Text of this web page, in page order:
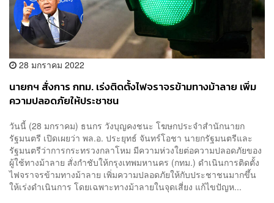
28 มกราคม 2022
นายกฯ สั่งการ กทม. เร่งติดตั้งไฟจราจรข้ามทางม้าลาย เพิ่ม
ความปลอดภัยให้ประชาชน
วันนี้ (28 มกราคม) ธนกร วังบุญคงชนะ โฆษกประจำสำนักนายก
รัฐมนตรี เปิดเผยว่า พล.อ. ประยุทธ์ จันทร์โอชา นายกรัฐมนตรีและ
รัฐมนตรีว่าการกระทรวงกลาโหม มีความห่วงใยต่อความปลอดภัยของ
ผู้ใช้ทางม้าลาย สั่งกำชับให้กรุงเทพมหานคร (กทม.) ดำเนินการติดตั้ง
ไฟจราจรข้ามทางม้าลาย เพิ่มความปลอดภัยให้กับประชาชนมากขึ้น
ให้เร่งดำเนินการ โดยเฉพาะทางม้าลายในจุดเสี่ยง แก้ไขปัญห...